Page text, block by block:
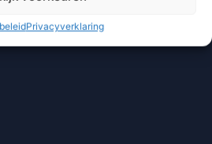
Privacyverklaring